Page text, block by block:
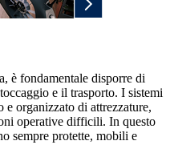
è fondamentale disporre di
e il trasporto. I sistemi
organizzato di attrezzature,
operative difficili. In questo
sempre protette, mobili e